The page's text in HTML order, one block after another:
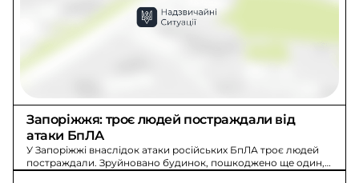
Запоріжжя: троє людей постраждали від
атаки БпЛА
У Запоріжжі внаслідок атаки російських БпЛА троє людей
постраждали. Зруйновано будинок, пошкоджено ще один,